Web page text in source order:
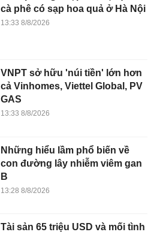
cà phê có sạp hoa quả ở Hà Nội
13:33 8/8/2026
VNPT sở hữu 'núi tiền' lớn hơn
cả Vinhomes, Viettel Global, PV
GAS
13:33 8/8/2026
Những hiểu lầm phổ biến về
con đường lây nhiễm viêm gan
B
13:28 8/8/2026
Tài sản 65 triệu USD và mối tình